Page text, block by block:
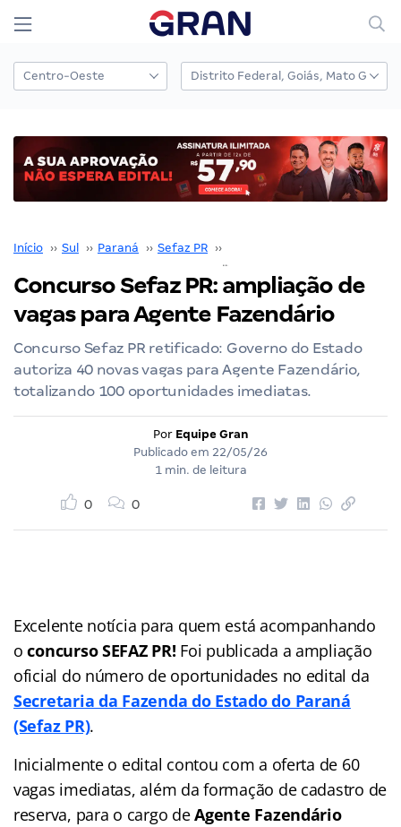
Início ›› Sul ›› Paraná ›› Sefaz PR ››
Concurso Sefaz PR: ampliação de
vagas para Agente Fazendário
Concurso Sefaz PR retificado: Governo do Estado
autoriza 40 novas vagas para Agente Fazendário,
totalizando 100 oportunidades imediatas.
Por Equipe Gran
Publicado em 22/05/26
1 min. de leitura
0 0
Excelente notícia para quem está acompanhando
oconcurso SEFAZ PR! Foi publicada a ampliação
oficial do número de oportunidades no edital da
Secretaria da Fazenda do Estado do Paraná
(Sefaz PR).
Inicialmente o edital contou com a oferta de 60
vagas imediatas, além da formação de cadastro de
reserva, para o cargo deAgente Fazendário